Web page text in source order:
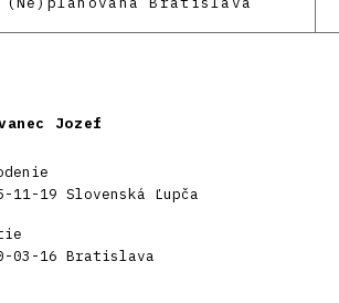
Jozef
11-19 Slovenská Ľupča
03-16 Bratislava